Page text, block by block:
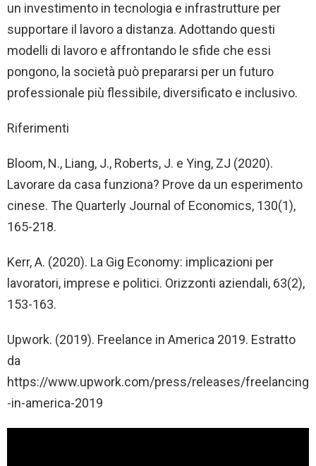
un investimento in tecnologia e infrastrutture per
supportare il lavoro a distanza. Adottando questi
modelli di lavoro e affrontando le sfide che essi
pongono, la società può prepararsi per un futuro
professionale più flessibile, diversificato e inclusivo.
Riferimenti
Bloom, N., Liang, J., Roberts, J. e Ying, ZJ (2020).
Lavorare da casa funziona? Prove da un esperimento
cinese. The Quarterly Journal of Economics, 130(1),
165-218.
Kerr, A. (2020). La Gig Economy: implicazioni per
lavoratori, imprese e politici. Orizzonti aziendali, 63(2),
153-163.
Upwork. (2019). Freelance in America 2019. Estratto
da
https://www.upwork.com/press/releases/freelancing
-in-america-2019